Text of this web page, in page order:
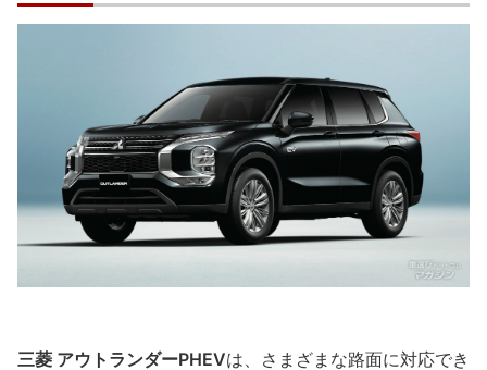
三菱 アウトランダーPHEVは、さまざまな路面に対応でき